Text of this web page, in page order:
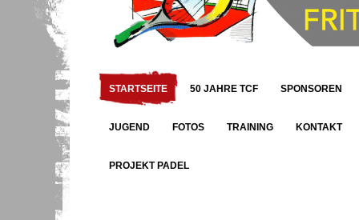
STARTSEITE 50 JAHRE TCF SPONSOREN
JUGEND FOTOS TRAINING KONTAKT
PROJEKT PADEL